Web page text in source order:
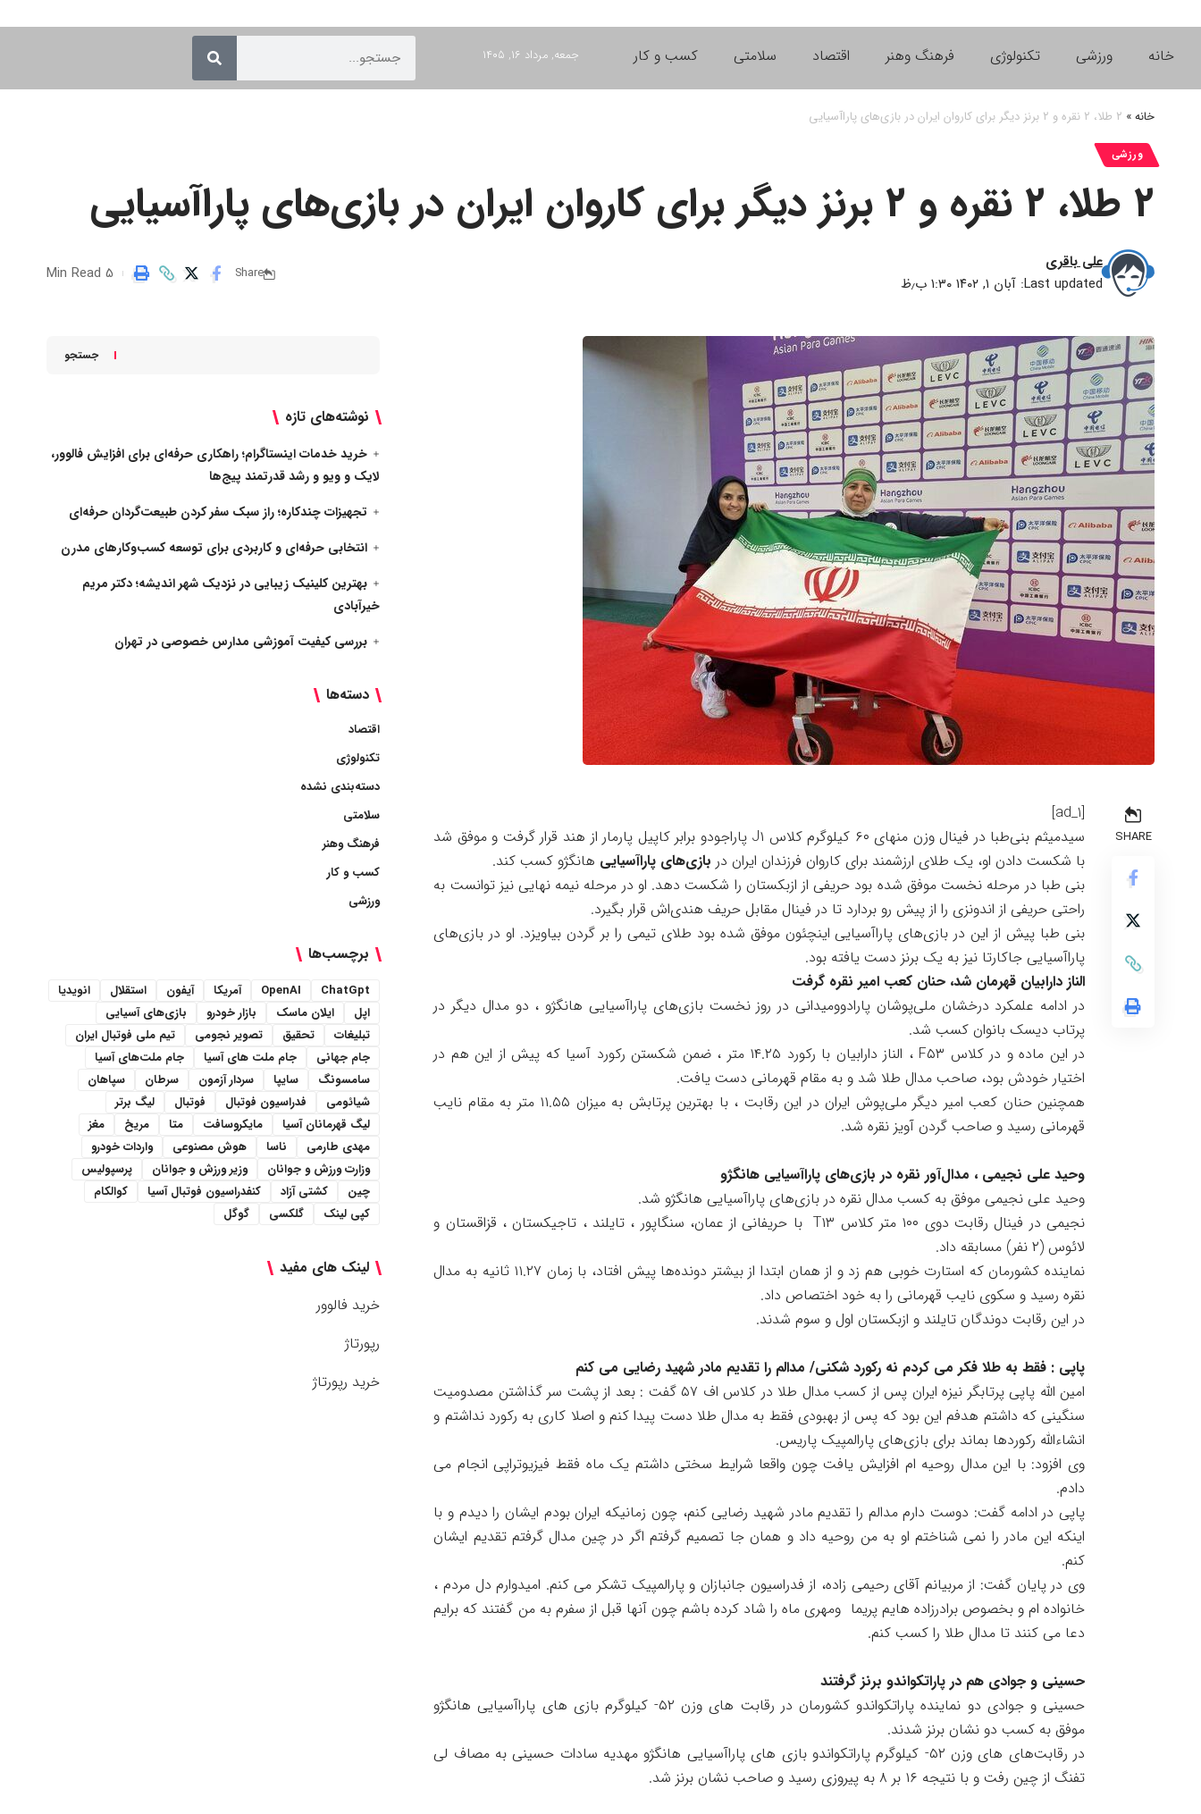
خانه ورزشی تکنولوژی فرهنگ وهنر اقتصاد سلامتی کسب و کار جمعه, مرداد ۱۶, ۱۴۰۵
خانه» ۲ طلا، ۲ نقره و ۲ برنز دیگر برای کاروان ایران در بازی‌های پاراآسیایی
ورزشی
۲ طلا، ۲ نقره و ۲ برنز دیگر برای کاروان ایران در بازی‌های پاراآسیایی
Last updated: آبان ۱, ۱۴۰۲ ۱:۳۰ ب٫ظ
علی باقری
Share
5 Min Read
SHARE
[ad_1]
سیدمیثم بنی‌طبا در فینال وزن منهای ۶۰ کیلوگرم کلاس J۱ پاراجودو برابر کاپیل پارمار از هند قرار گرفت و موفق شد
با شکست دادن او، یک طلای ارزشمند برای کاروان فرزندان ایران در بازی‌های پاراآسیایی هانگژو کسب کند.
بنی طبا در مرحله نخست موفق شده بود حریفی از ازبکستان را شکست دهد. او در مرحله نیمه نهایی نیز توانست به
راحتی حریفی از اندونزی را از پیش رو بردارد تا در فینال مقابل حریف هندی‌اش قرار بگیرد.
بنی طبا پیش از این در بازی‌های پاراآسیایی اینچئون موفق شده بود طلای تیمی را بر گردن بیاویزد. او در بازی‌های
پاراآسیایی جاکارتا نیز به یک برنز دست یافته بود.
الناز دارابیان قهرمان شد، حنان کعب امیر نقره گرفت
در ادامه علمکرد درخشان ملی‌پوشان پارادوومیدانی در روز نخست بازی‌های پاراآسیایی هانگژو ، دو مدال دیگر در
پرتاب دیسک بانوان کسب شد.
در این ماده و در کلاس F۵۳ ، الناز دارابیان با رکورد ۱۴.۲۵ متر ، ضمن شکستن رکورد آسیا که پیش از این هم در
اختیار خودش بود، صاحب مدال طلا شد و به مقام قهرمانی دست یافت.
همچنین حنان کعب امیر دیگر ملی‌پوش ایران در این رقابت ، با بهترین پرتابش به میزان ۱۱.۵۵ متر به مقام نایب
قهرمانی رسید و صاحب گردن آویز نقره شد.
وحید علی نجیمی ، مدال‌آور نقره در بازی‌های پاراآسیایی هانگژو
وحید علی نجیمی موفق به کسب مدال نقره در بازی‌های پاراآسیایی هانگژو شد.
نجیمی در فینال رقابت دوی ۱۰۰ متر کلاس T۱۳ با حریفانی از عمان، سنگاپور ، تایلند ، تاجیکستان ، قزاقستان و
لائوس (۲ نفر) مسابقه داد.
نماینده کشورمان که استارت خوبی هم زد و از همان ابتدا از بیشتر دونده‌ها پیش افتاد، با زمان ۱۱.۲۷ ثانیه به مدال
نقره رسید و سکوی نایب قهرمانی را به خود اختصاص داد.
در این رقابت دوندگان تایلند و ازبکستان اول و سوم شدند.
پاپی : فقط به طلا فکر می کردم نه رکورد شکنی/ مدالم را تقدیم مادر شهید رضایی می کنم
امین الله پاپی پرتابگر نیزه ایران پس از کسب مدال طلا در کلاس اف ۵۷ گفت : بعد از پشت سر گذاشتن مصدومیت
سنگینی که داشتم هدفم این بود که پس از بهبودی فقط به مدال طلا دست پیدا کنم و اصلا کاری به رکورد نداشتم و
انشاءالله رکوردها بماند برای بازی‌های پارالمپیک پاریس.
وی افزود: با این مدال روحیه ام افزایش یافت چون واقعا شرایط سختی داشتم یک ماه فقط فیزیوتراپی انجام می
دادم.
پاپی در ادامه گفت: دوست دارم مدالم را تقدیم مادر شهید رضایی کنم، چون زمانیکه ایران بودم ایشان را دیدم و با
اینکه این مادر را نمی شناختم او به من روحیه داد و همان جا تصمیم گرفتم اگر در چین مدال گرفتم تقدیم ایشان
کنم.
وی در پایان گفت: از مربیانم آقای رحیمی زاده، از فدراسیون جانبازان و پارالمپیک تشکر می کنم. امیدوارم دل مردم ،
خانواده ام و بخصوص برادرزاده هایم پریما ومهری ماه را شاد کرده باشم چون آنها قبل از سفرم به من گفتند که برایم
دعا می کنند تا مدال طلا را کسب کنم.
حسینی و جوادی هم در پاراتکواندو برنز گرفتند
حسینی و جوادی دو نماینده پاراتکواندو کشورمان در رقابت های وزن ۵۲- کیلوگرم بازی های پاراآسیایی هانگژو
موفق به کسب دو نشان برنز شدند.
در رقابت‌های های وزن ۵۲- کیلوگرم پاراتکواندو بازی های پاراآسیایی هانگژو مهدیه سادات حسینی به مصاف لی
تفنگ از چین رفت و با نتیجه ۱۶ بر ۸ به پیروزی رسید و صاحب نشان برنز شد.
جستجو
نوشته‌های تازه
خرید خدمات اینستاگرام؛ راهکاری حرفه‌ای برای افزایش فالوور،
لایک و ویو و رشد قدرتمند پیج‌ها
تجهیزات چندکاره؛ راز سبک سفر کردن طبیعت‌گردان حرفه‌ای
انتخابی حرفه‌ای و کاربردی برای توسعه کسب‌وکارهای مدرن
بهترین کلینیک زیبایی در نزدیک شهر اندیشه؛ دکتر مریم
خیرآبادی
بررسی کیفیت آموزشی مدارس خصوصی در تهران
دسته‌ها
اقتصاد
تکنولوژی
دسته‌بندی نشده
سلامتی
فرهنگ وهنر
کسب و کار
ورزشی
برچسب‌ها
ChatGpt
OpenAI آمریکا آیفون استقلال
انویدیا
اپل
ایلان ماسک بازار خودرو
بازی‌های آسیایی
تبلیغات
تحقیق تصویر نجومی
تیم ملی فوتبال ایران
جام جهانی
جام ملت های آسیا
جام ملت‌های آسیا
سامسونگ
سایپا سردار آزمون سرطان
سپاهان
شیائومی
فدراسیون فوتبال فوتبال
لیگ برتر
لیگ قهرمانان آسیا
مایکروسافت متا مریخ
مغز
مهدی طارمی
ناسا هوش مصنوعی
واردات خودرو
وزارت ورزش و جوانان
وزیر ورزش و جوانان
پرسپولیس
چین
کشتی آزاد کنفدراسیون فوتبال آسیا
کوالکام
کپی لینک
گلکسی گوگل
لینک های مفید
خرید فالوور
رپورتاژ
خرید رپورتاژ